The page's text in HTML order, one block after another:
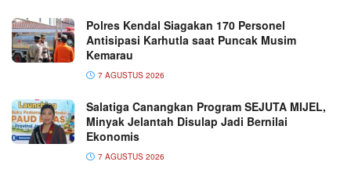
Polres Kendal Siagakan 170 Personel
Antisipasi Karhutla saat Puncak Musim
Kemarau
7 AGUSTUS 2026
Salatiga Canangkan Program SEJUTA MIJEL,
Minyak Jelantah Disulap Jadi Bernilai
Ekonomis
7 AGUSTUS 2026